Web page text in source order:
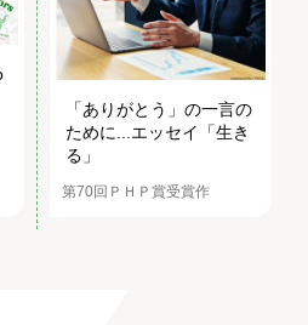
「ありがとう」の一言の
ために...エッセイ「生き
る」
第70回ＰＨＰ賞受賞作